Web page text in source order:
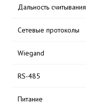
Дальность считывания
Сетевые протоколы
Wiegand
RS-485
Питание